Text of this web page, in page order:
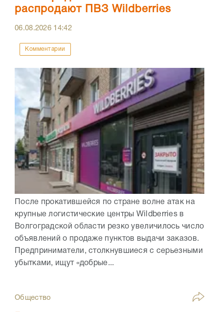
распродают ПВЗ Wildberries
06.08.2026 14:42
Комментарии
После прокатившейся по стране волне атак на
крупные логистические центры Wildberries в
Волгоградской области резко увеличилось число
объявлений о продаже пунктов выдачи заказов.
Предприниматели, столкнувшиеся с серьезными
убытками, ищут «добрые...
Общество